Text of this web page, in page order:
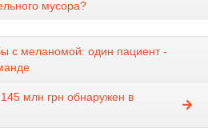
мусора?
с меланомой: один пациент -
млн грн обнаружен в